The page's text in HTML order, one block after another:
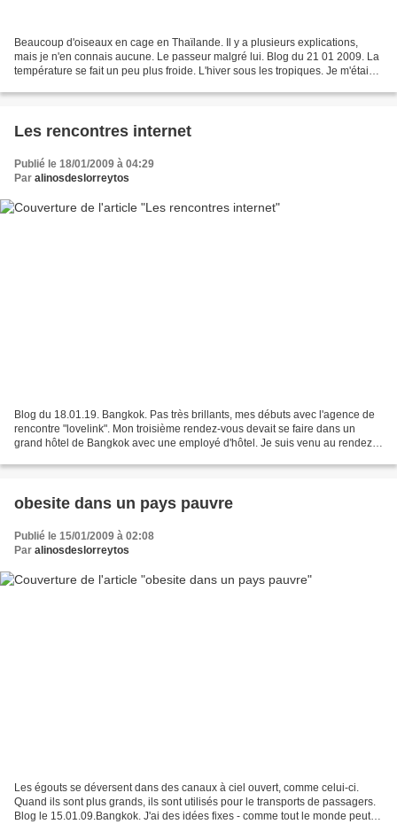
Beaucoup d'oiseaux en cage en Thaïlande. Il y a plusieurs explications,
mais je n'en connais aucune. Le passeur malgré lui. Blog du 21 01 2009. La
température se fait un peu plus froide. L'hiver sous les tropiques. Je m'étais
Les rencontres internet
Publié le 18/01/2009 à 04:29
Par alinosdeslorreytos
Blog du 18.01.19. Bangkok. Pas très brillants, mes débuts avec l'agence de
rencontre "lovelink". Mon troisième rendez-vous devait se faire dans un
grand hôtel de Bangkok avec une employé d'hôtel. Je suis venu au rendez-
obesite dans un pays pauvre
Publié le 15/01/2009 à 02:08
Par alinosdeslorreytos
Les égouts se déversent dans des canaux à ciel ouvert, comme celui-ci.
Quand ils sont plus grands, ils sont utilisés pour le transports de passagers.
Blog le 15.01.09.Bangkok. J'ai des idées fixes - comme tout le monde peut-